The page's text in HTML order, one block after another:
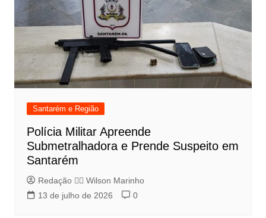
Santarém e Região
Polícia Militar Apreende
Submetralhadora e Prende Suspeito em
Santarém
Redação 👨‍⚖️​ Wilson Marinho
13 de julho de 2026
0